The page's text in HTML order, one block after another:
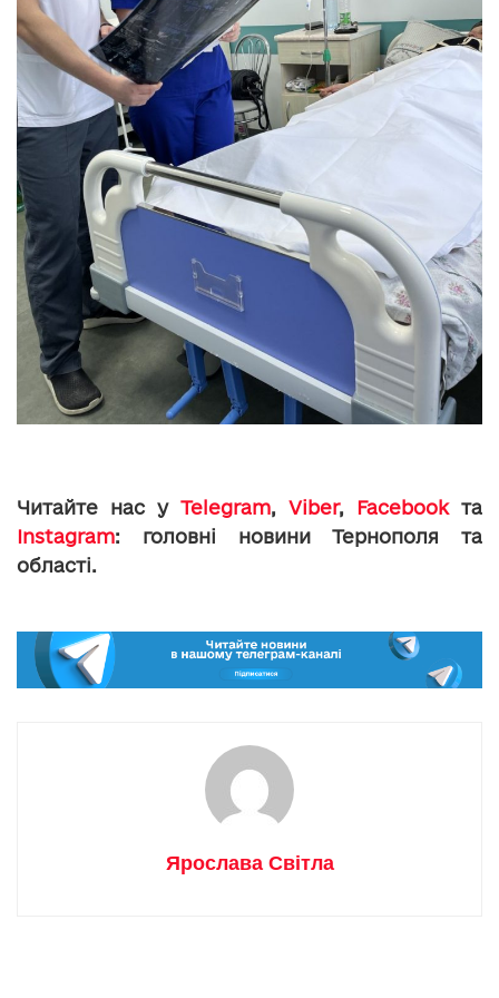
Читайте нас у Telegram, Viber, Facebookта
Instagram: головні новини Тернополя та
області.
Ярослава Світла